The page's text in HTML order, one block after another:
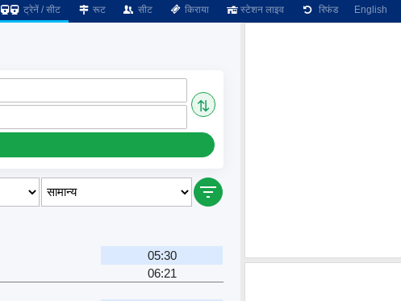
ट्रेनें / सीट रूट सीट किराया स्टेशन लाइव रिफंड English
⇅
05:30
06:21